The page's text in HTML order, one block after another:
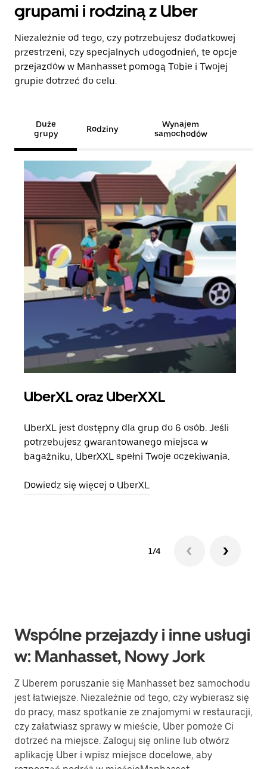
grupami i rodziną z Uber
Niezależnie od tego, czy potrzebujesz dodatkowej
przestrzeni, czy specjalnych udogodnień, te opcje
przejazdów w Manhasset pomogą Tobie i Twojej
grupie dotrzeć do celu.
Duże
grupy
Rodziny
Wynajem
samochodów
UberXL oraz UberXXL
UberXL jest dostępny dla grup do 6 osób. Jeśli
potrzebujesz gwarantowanego miejsca w
bagażniku, UberXXL spełni Twoje oczekiwania.
Dowiedz się więcej o UberXL
1/4
Wspólne przejazdy i inne usługi
w: Manhasset, Nowy Jork
Z Uberem poruszanie się Manhasset bez samochodu
jest łatwiejsze. Niezależnie od tego, czy wybierasz się
do pracy, masz spotkanie ze znajomymi w restauracji,
czy załatwiasz sprawy w mieście, Uber pomoże Ci
dotrzeć na miejsce. Zaloguj się online lub otwórz
aplikację Uber i wpisz miejsce docelowe, aby